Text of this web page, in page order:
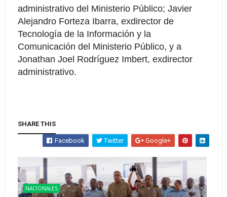
administrativo del Ministerio Público; Javier
Alejandro Forteza Ibarra, exdirector de
Tecnología de la Información y la
Comunicación del Ministerio Público, y a
Jonathan Joel Rodríguez Imbert, exdirector
administrativo.
SHARE THIS
Facebook Twitter Google+
NACIONALES